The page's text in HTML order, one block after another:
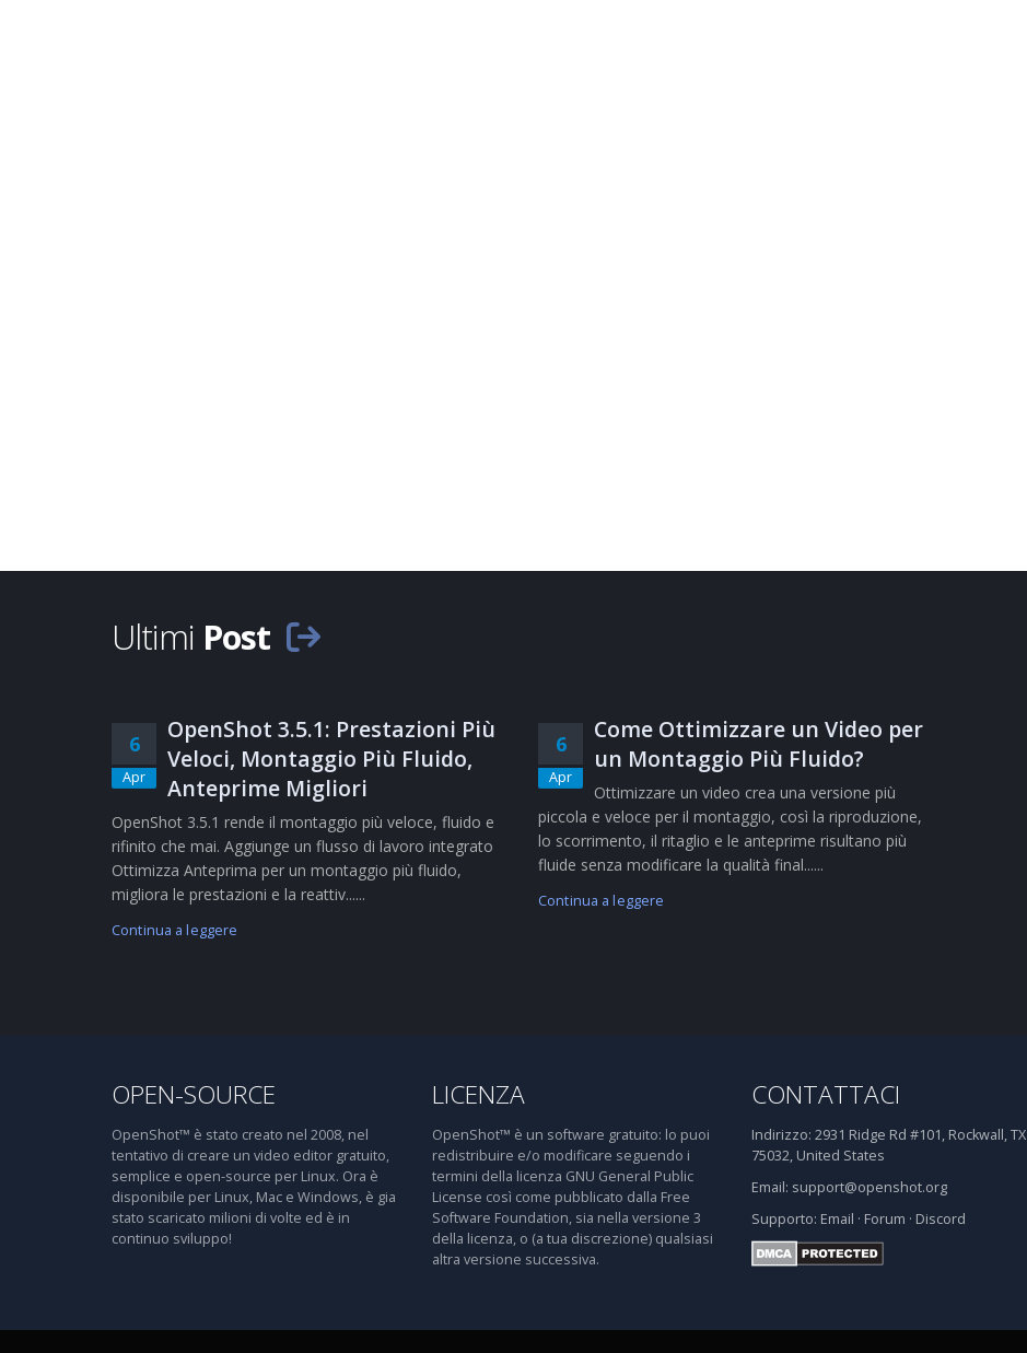
Ultimi Post
6
Apr
OpenShot 3.5.1: Prestazioni Più
Veloci, Montaggio Più Fluido,
Anteprime Migliori
OpenShot 3.5.1 rende il montaggio più veloce, fluido e
rifinito che mai. Aggiunge un flusso di lavoro integrato
Ottimizza Anteprima per un montaggio più fluido,
migliora le prestazioni e la reattiv......
Continua a leggere
6
Apr
Come Ottimizzare un Video per
un Montaggio Più Fluido?
Ottimizzare un video crea una versione più
piccola e veloce per il montaggio, così la riproduzione,
lo scorrimento, il ritaglio e le anteprime risultano più
fluide senza modificare la qualità final......
Continua a leggere
OPEN-SOURCE
OpenShot™ è stato creato nel 2008, nel
tentativo di creare un video editor gratuito,
semplice e open-source per Linux. Ora è
disponibile per Linux, Mac e Windows, è gia
stato scaricato milioni di volte ed è in
continuo sviluppo!
LICENZA
OpenShot™ è un software gratuito: lo puoi
redistribuire e/o modificare seguendo i
termini della licenza GNU General Public
License così come pubblicato dalla Free
Software Foundation, sia nella versione 3
della licenza, o (a tua discrezione) qualsiasi
altra versione successiva.
CONTATTACI
Indirizzo: 2931 Ridge Rd #101, Rockwall, TX
75032, United States
Email: support@openshot.org
Supporto: Email · Forum · Discord